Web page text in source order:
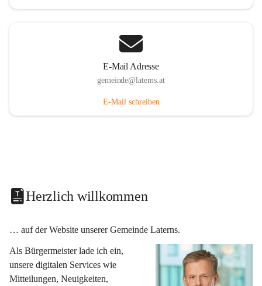
E-Mail Adresse
gemeinde@laterns.at
E-Mail schreiben
Herzlich willkommen
… auf der Website unserer Gemeinde Laterns.
Als Bürgermeister lade ich ein,
unsere digitalen Services wie
Mitteilungen, Neuigkeiten,